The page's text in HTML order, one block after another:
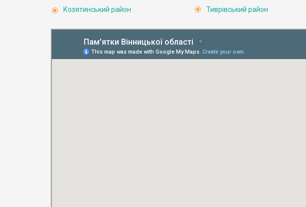
Козятинський район
Тиврівський район